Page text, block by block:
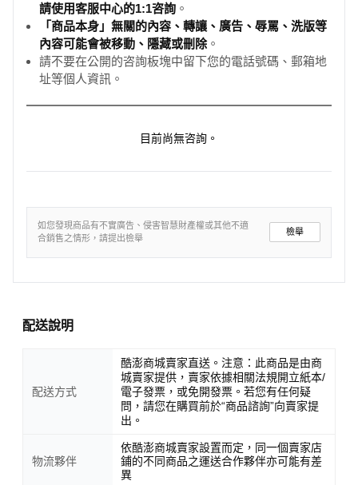
請使用客服中心的1:1咨詢 。
「商品本身」無關的內容、轉讓、廣告、辱罵、洗版等
內容可能會被移動、隱藏或刪除。
請不要在公開的咨詢板塊中留下您的電話號碼、郵箱地
址等個人資訊。
目前尚無咨詢。
如您發現商品有不實廣告、侵害智慧財產權或其他不適
合銷售之情形，請提出檢舉
檢舉
配送說明
配送方式
酷澎商城賣家直送。注意：此商品是由商
城賣家提供，賣家依據相關法規開立紙本/
電子發票，或免開發票。若您有任何疑
問，請您在購買前於“商品諮詢”向賣家提
出。
物流夥伴
依酷澎商城賣家設置而定，同一個賣家店
鋪的不同商品之運送合作夥伴亦可能有差
異